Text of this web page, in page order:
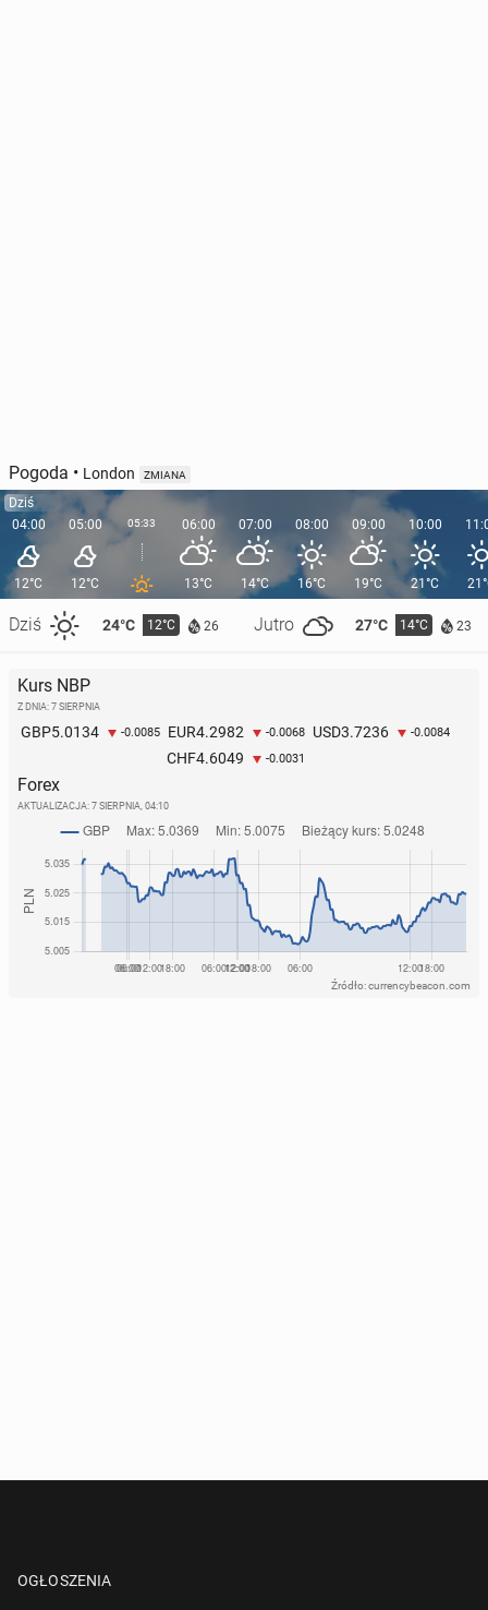
Pogoda • London ZMIANA
Dziś
04:00
12°C
Dziś 24°C 12°C 26 Jutro 27°C 14°C 23
05:00
12°C
05:33 06:00
13°C
07:00
14°C
08:00
16°C
09:00
19°C
10:00
21°C
Kurs NBP
Z DNIA: 7 SIERPNIA
GBP5.0134 -0.0085 EUR4.2982 -0.0068 USD3.7236 -0.0084
CHF4.6049 -0.0031
Forex
AKTUALIZACJA: 7 SIERPNIA, 04:10
Źródło: currencybeacon.com
OGŁOSZENIA